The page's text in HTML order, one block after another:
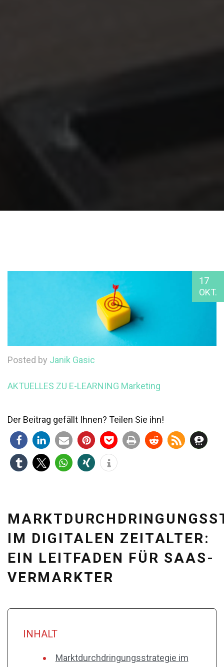
17
OKT.
Posted by Janik Gasic
AKTUELLES ZU E-LEARNING Marketing
Der Beitrag gefällt Ihnen? Teilen Sie ihn!
IM DIGITALEN ZEITALTER:
EIN LEITFADEN FÜR SAAS-
VERMARKTER
INHALT
Marktdurchdringungsstrategie im